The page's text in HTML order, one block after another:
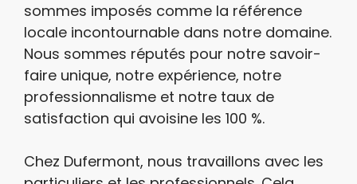
sommes imposés comme la référence
locale incontournable dans notre domaine.
Nous sommes réputés pour notre savoir-
faire unique, notre expérience, notre
professionnalisme et notre taux de
satisfaction qui avoisine les 100 %.
Chez Dufermont, nous travaillons avec les